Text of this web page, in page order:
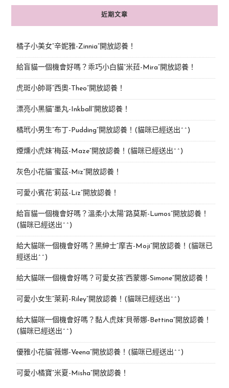
近期文章
橘子小美女“辛妮雅-Zinnia”開放認養！
給盲貓一個機會好嗎？乖巧小白貓“米菈-Mira”開放認養！
虎斑小帥哥“西奧-Theo”開放認養！
漂亮小黑貓“墨丸-Inkball”開放認養！
橘玳小男生“布丁-Pudding”開放認養！(貓咪已經送出^^)
煙燻小虎妹“梅茲-Maze”開放認養！(貓咪已經送出^^)
灰色小花貓“蜜茲-Miz”開放認養！
可愛小賓花“莉茲-Liz”開放認養！
給盲貓一個機會好嗎？溫柔小太陽“路莫斯-Lumos”開放認養！
(貓咪已經送出^^)
給大貓咪一個機會好嗎？黑紳士“摩吉-Moji”開放認養！(貓咪已
經送出^^)
給大貓咪一個機會好嗎？可愛女孩“西蒙娜-Simone“開放認養！
可愛小女生“萊莉-Riley”開放認養！(貓咪已經送出^^)
給大貓咪一個機會好嗎？黏人虎妹“貝蒂娜-Bettina”開放認養！
(貓咪已經送出^^)
優雅小花貓“薇娜-Veena”開放認養！(貓咪已經送出^^)
可愛小橘寶”米夏-Misha”開放認養！